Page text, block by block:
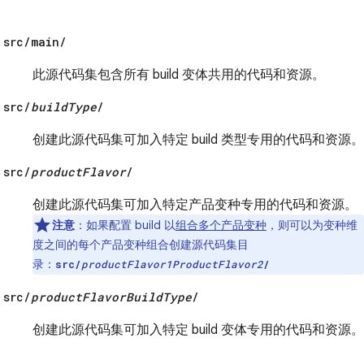
src/main/
此源代码集包含所有 build 变体共用的代码和资源。
src/buildType/
创建此源代码集可加入特定 build 类型专用的代码和资源。
src/productFlavor/
创建此源代码集可加入特定产品变种专用的代码和资源。
注意 ：如果配置 build 以组合多个产品变种 ，则可以为变种维
度之间的每个产品变种组合创建源代码集目
录： src/productFlavor1ProductFlavor2/
src/productFlavorBuildType/
创建此源代码集可加入特定 build 变体专用的代码和资源。